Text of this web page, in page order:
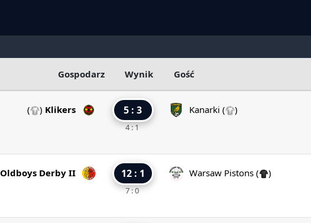
Gospodarz Wynik Gość
( ) Klikers 5 : 3
4 : 1
Kanarki( )
Oldboys Derby II 12 : 1
7 : 0
Warsaw Pistons( )